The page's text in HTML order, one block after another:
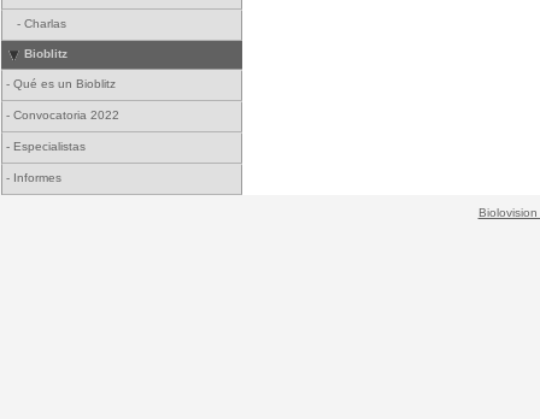
- Charlas
Bioblitz
- Qué es un Bioblitz
- Convocatoria 2022
- Especialistas
- Informes
Biolovision